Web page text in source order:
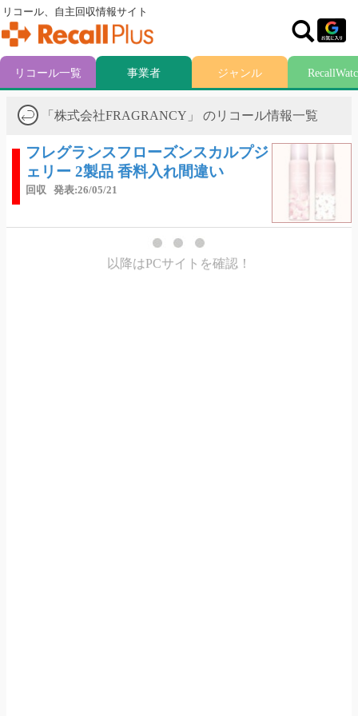
「株式会社FRAGRANCY」 のリコール情報一覧
フレグランスフローズンスカルプジ
ェリー 2製品 香料入れ間違い
回収 発表:26/05/21
以降はPCサイトを確認！
リコール、自主回収情報サイト
リコール一覧 事業者 ジャンル